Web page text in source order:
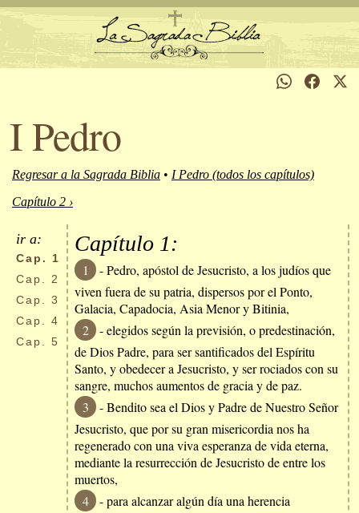
I Pedro
Regresar a la Sagrada Biblia • I Pedro (todos los capítulos)
Capítulo 2 ›
ir a:
Cap.
1
Cap.
2
Cap.
3
Cap.
4
Cap.
5
Capítulo 1:
1
- Pedro, apóstol de Jesucristo, a los judíos que
viven fuera de su patria, dispersos por el Ponto,
Galacia, Capadocia, Asia Menor y Bitinia,
2
- elegidos según la previsión, o predestinación,
de Dios Padre, para ser santificados del Espíritu
Santo, y obedecer a Jesucristo, y ser rociados con su
sangre, muchos aumentos de gracia y de paz.
3
- Bendito sea el Dios y Padre de Nuestro Señor
Jesucristo, que por su gran misericordia nos ha
regenerado con una viva esperanza de vida eterna,
mediante la resurrección de Jesucristo de entre los
muertos,
4
- para alcanzar algún día una herencia